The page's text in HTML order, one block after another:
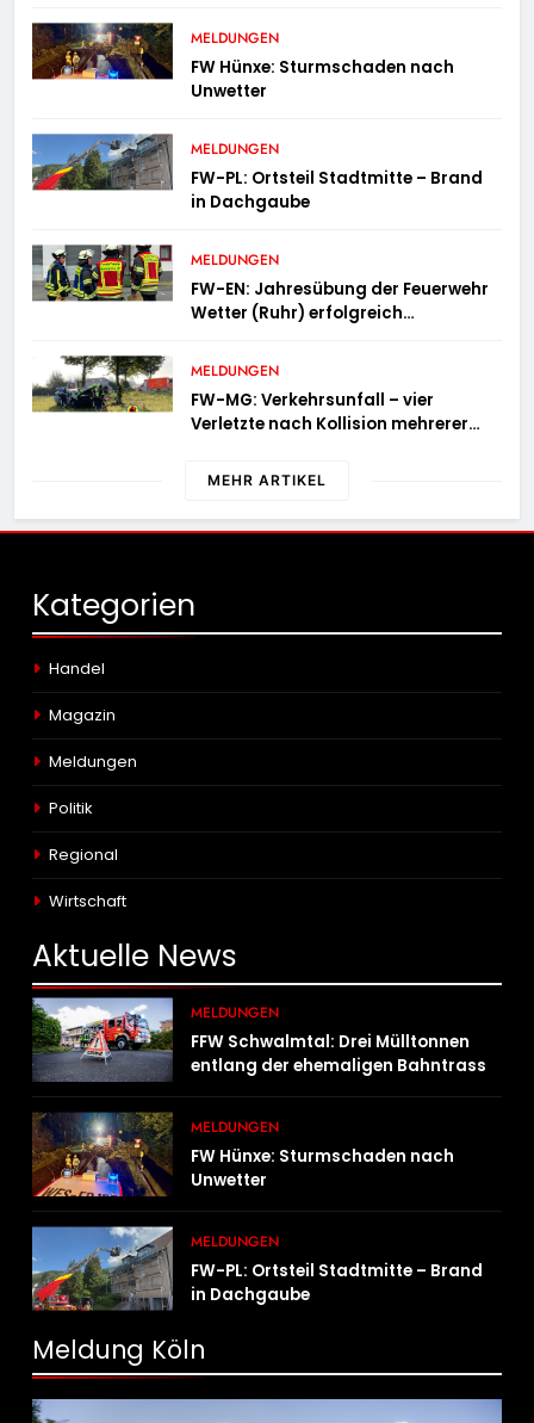
MELDUNGEN
FW Hünxe: Sturmschaden nach
Unwetter
MELDUNGEN
FW-PL: Ortsteil Stadtmitte – Brand
in Dachgaube
MELDUNGEN
FW-EN: Jahresübung der Feuerwehr
Wetter (Ruhr) erfolgreich
MELDUNGEN
FW-MG: Verkehrsunfall – vier
Verletzte nach Kollision mehrerer
MEHR ARTIKEL
Kategorien
Handel
Magazin
Meldungen
Politik
Regional
Wirtschaft
Aktuelle News
MELDUNGEN
FFW Schwalmtal: Drei Mülltonnen
entlang der ehemaligen Bahntrasse
MELDUNGEN
FW Hünxe: Sturmschaden nach
Unwetter
MELDUNGEN
FW-PL: Ortsteil Stadtmitte – Brand
in Dachgaube
Meldung Köln